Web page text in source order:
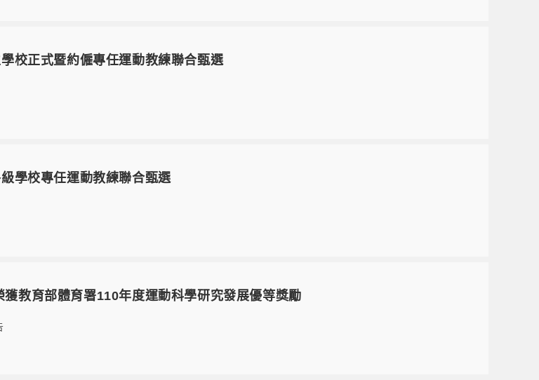
校正式暨約僱專任運動教練聯合甄選
學校專任運動教練聯合甄選
教育部體育署110年度運動科學研究發展優等獎勵